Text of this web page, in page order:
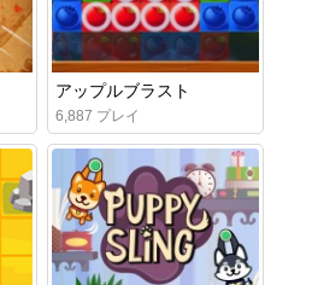
アップルブラスト
6,887 プレイ